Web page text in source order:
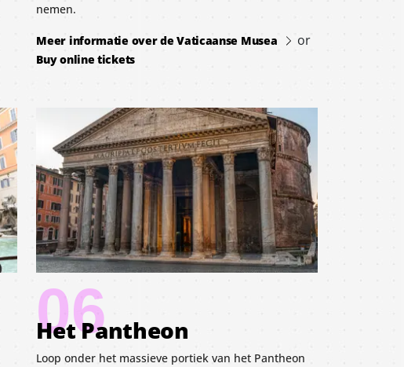
nemen.
Meer informatie over de Vaticaanse Musea or
Buy online tickets
06
Het Pantheon
Loop onder het massieve portiek van het Pantheon